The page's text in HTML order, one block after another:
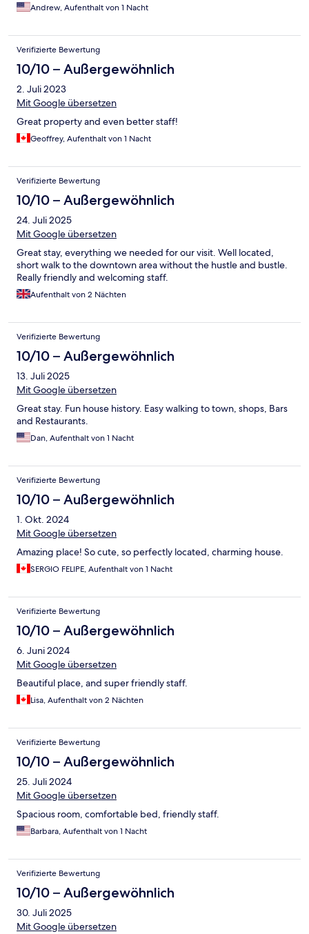
Andrew, Aufenthalt von 1 Nacht
Verifizierte Bewertung
10/10 – Außergewöhnlich
2. Juli 2023
Mit Google übersetzen
Great property and even better staff!
Geoffrey, Aufenthalt von 1 Nacht
Verifizierte Bewertung
10/10 – Außergewöhnlich
24. Juli 2025
Mit Google übersetzen
Great stay, everything we needed for our visit. Well located,
short walk to the downtown area without the hustle and bustle.
Really friendly and welcoming staff.
Aufenthalt von 2 Nächten
Verifizierte Bewertung
10/10 – Außergewöhnlich
13. Juli 2025
Mit Google übersetzen
Great stay. Fun house history. Easy walking to town, shops, Bars
and Restaurants.
Dan, Aufenthalt von 1 Nacht
Verifizierte Bewertung
10/10 – Außergewöhnlich
1. Okt. 2024
Mit Google übersetzen
Amazing place! So cute, so perfectly located, charming house.
SERGIO FELIPE, Aufenthalt von 1 Nacht
Verifizierte Bewertung
10/10 – Außergewöhnlich
6. Juni 2024
Mit Google übersetzen
Beautiful place, and super friendly staff.
Lisa, Aufenthalt von 2 Nächten
Verifizierte Bewertung
10/10 – Außergewöhnlich
25. Juli 2024
Mit Google übersetzen
Spacious room, comfortable bed, friendly staff.
Barbara, Aufenthalt von 1 Nacht
Verifizierte Bewertung
10/10 – Außergewöhnlich
30. Juli 2025
Mit Google übersetzen